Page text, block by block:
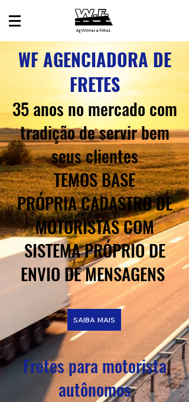
WF AGENCIADORA DE
FRETES
35 anos no mercado com
tradição de servir bem
seus clientes
TEMOS BASE
PRÓPRIA CADASTRO DE
MOTORISTAS COM
SISTEMA PRÓPRIO DE
ENVIO DE MENSAGENS
SAIBA MAIS
Fretes para motorista
autônomos